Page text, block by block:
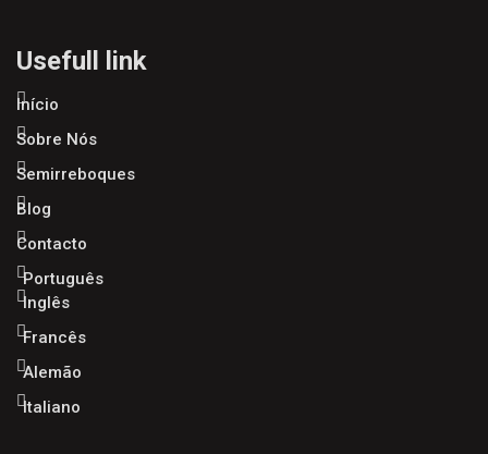
Usefull link
Início
Sobre Nós
Semirreboques
Blog
Contacto
Português
Inglês
Francês
Alemão
Italiano